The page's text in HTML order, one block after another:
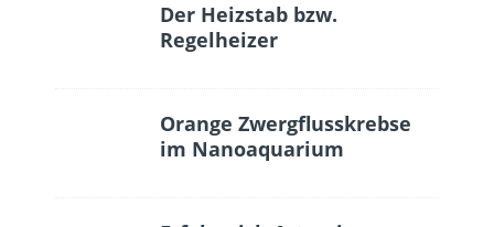
Der Heizstab bzw.
Regelheizer
Orange Zwergflusskrebse
im Nanoaquarium